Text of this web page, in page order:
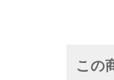
この